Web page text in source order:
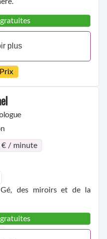
plus
€ / minute
des miroirs et de la